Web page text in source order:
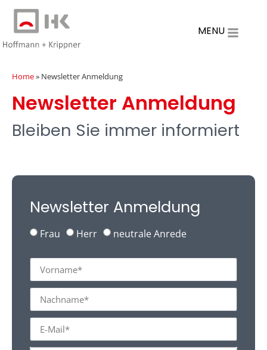
MENU
Home» Newsletter Anmeldung
Newsletter Anmeldung
Bleiben Sie immer informiert
Newsletter Anmeldung
Frau Herr neutrale Anrede